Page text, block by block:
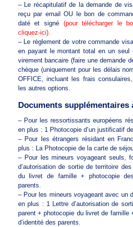
– Le récapitulatif de la demande de
reçu par email OU le bon de
daté et signé (pour télécharger le
cliquez-ici).
– Le règlement de votre commande
en payant le montant total en un
virement bancaire (faire une demande
chèque (uniquement pour les délais
OFFICE, incluant les frais
les autres options.
Documents supplémentaires
– Pour les ressortissants européens
en plus : 1 Photocopie d’un justificatif
– Pour les étrangers résidant en
plus : La Photocopie de la carte de
– Pour les mineurs voyageant seuls,
d’autorisation de sortie de territoire
du livret de famille + photocopie
parents.
– Pour les mineurs voyageant avec un
en plus : 1 Lettre d’autorisation de
parent + photocopie du livret de famille
d’identité des parents.